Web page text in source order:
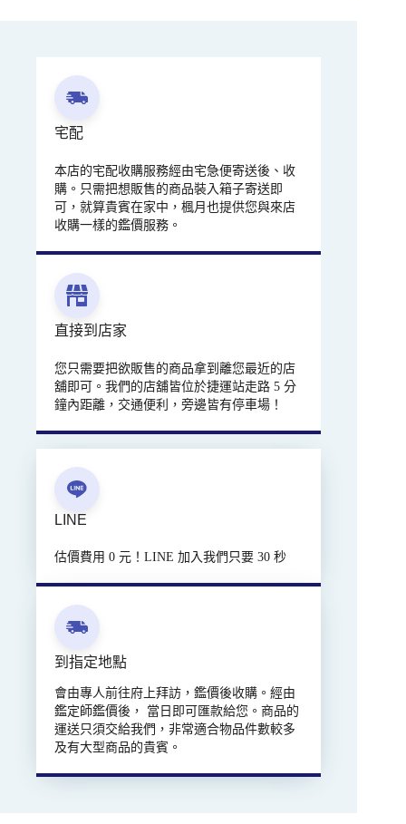
宅配
本店的宅配收購服務經由宅急便寄送後、收
購。只需把想販售的商品裝入箱子寄送即
可，就算貴賓在家中，楓月也提供您與來店
收購一樣的鑑價服務。
直接到店家
您只需要把欲販售的商品拿到離您最近的店
舖即可。我們的店舖皆位於捷運站走路 5 分
鐘內距離，交通便利，旁邊皆有停車場！
LINE
估價費用 0 元！LINE 加入我們只要 30 秒
到指定地點
會由專人前往府上拜訪，鑑價後收購。經由
鑑定師鑑價後， 當日即可匯款給您。商品的
運送只須交給我們，非常適合物品件數較多
及有大型商品的貴賓。